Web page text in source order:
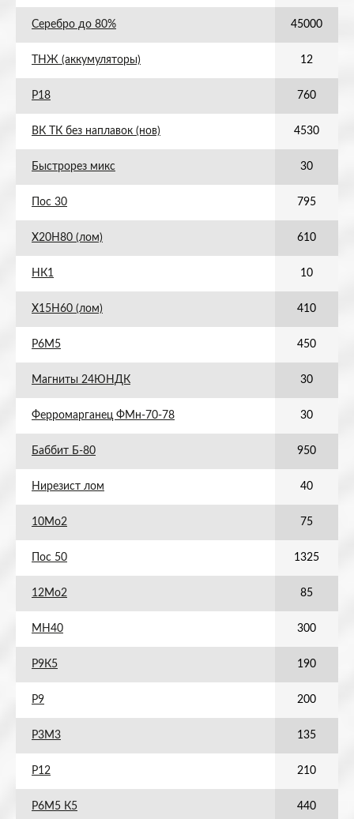
Серебро до 80% 45000
ТНЖ (аккумуляторы) 12
Р18 760
ВК ТК без наплавок (нов) 4530
Быстрорез микс 30
Пос 30 795
Х20Н80 (лом) 610
НК1 10
Х15Н60 (лом) 410
Р6М5 450
Магниты 24ЮНДК 30
Ферромарганец ФМн-70-78 30
Баббит Б-80 950
Нирезист лом 40
10Мо2 75
Пос 50 1325
12Мо2 85
МН40 300
Р9К5 190
Р9 200
Р3М3 135
Р12 210
Р6М5 К5 440